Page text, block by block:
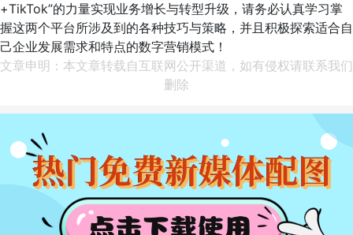
+TikTok”的力量实现业务增长与转型升级，请务必认真学习掌
握这两个平台所涉及到的各种技巧与策略，并且积极探索适合自
己企业发展需求和特点的数字营销模式！
文章申明：本文章转载自互联网公开渠道，如有侵权请联系我们
删除